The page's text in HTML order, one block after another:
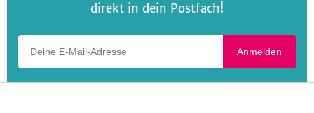
direkt in dein Postfach!
Anmelden